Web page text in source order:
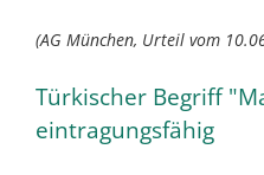
(AG München, Urteil vom
Türkischer Begriff
eintragungsfähig